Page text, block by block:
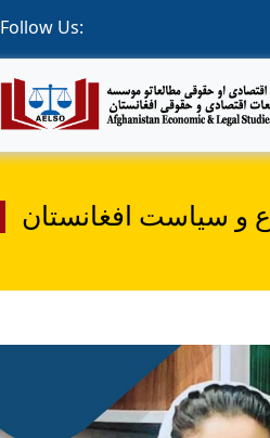
Follow Us:
و سیاست افغانستان